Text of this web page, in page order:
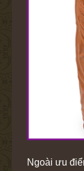
Ngoài ưu